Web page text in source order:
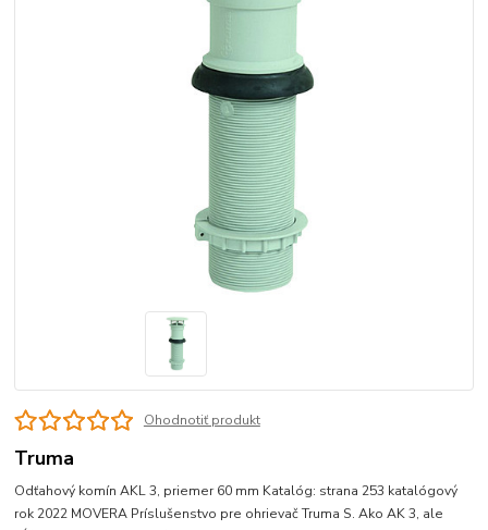
Ohodnotiť produkt
Truma
Odťahový komín AKL 3, priemer 60 mm Katalóg: strana 253 katalógový
rok 2022 MOVERA Príslušenstvo pre ohrievač Truma S. Ako AK 3, ale